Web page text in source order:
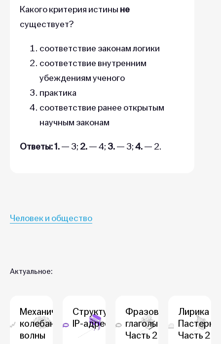
Какого критерия истины не
существует?
соответствие законам логики
соответствие внутренним
убеждениям ученого
практика
соответствие ранее открытым
научным законам
Ответы:1.— 3; 2.— 4;3.— 3;4.— 2.
Человек и общество
Актуальное:
Механические
колебания и
волны
Структура
IP-адреса
Фразовые
глаголы.
Часть 2
Лирика
Часть 2